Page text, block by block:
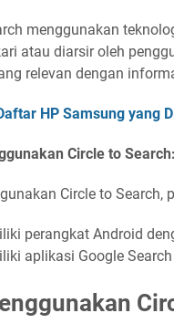
menggunakan
atau diarsir oleh
relevan dengan
HP Samsung yang
Circle to Search:
Circle to Search,
perangkat Android
aplikasi Google